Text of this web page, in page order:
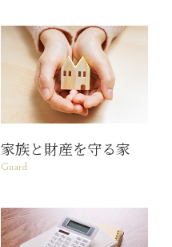
家族と財産を守る家
Guard